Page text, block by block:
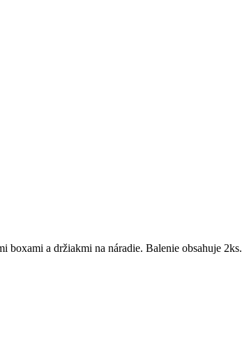
a držiakmi na náradie. Balenie obsahuje 2ks.